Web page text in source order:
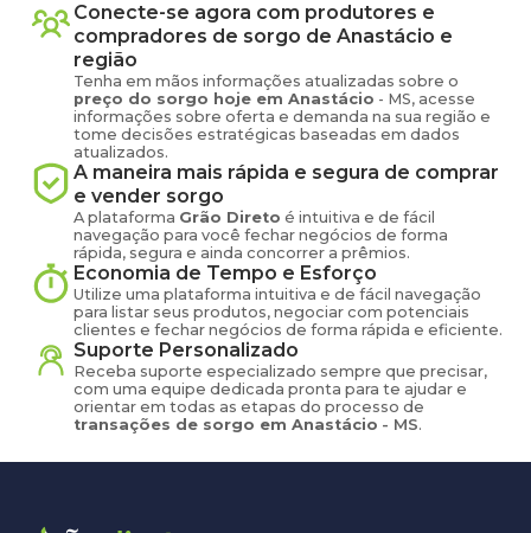
Conecte-se agora com produtores e
compradores de sorgo de Anastácio e
região
Tenha em mãos informações atualizadas sobre o
preço do sorgo hoje em Anastácio - MS, acesse
informações sobre oferta e demanda na sua região e
tome decisões estratégicas baseadas em dados
atualizados.
A maneira mais rápida e segura de comprar
e vender sorgo
A plataforma Grão Direto é intuitiva e de fácil
navegação para você fechar negócios de forma
rápida, segura e ainda concorrer a prêmios.
Economia de Tempo e Esforço
Utilize uma plataforma intuitiva e de fácil navegação
para listar seus produtos, negociar com potenciais
clientes e fechar negócios de forma rápida e eficiente.
Suporte Personalizado
Receba suporte especializado sempre que precisar,
com uma equipe dedicada pronta para te ajudar e
orientar em todas as etapas do processo de
transações de sorgo em Anastácio - MS.